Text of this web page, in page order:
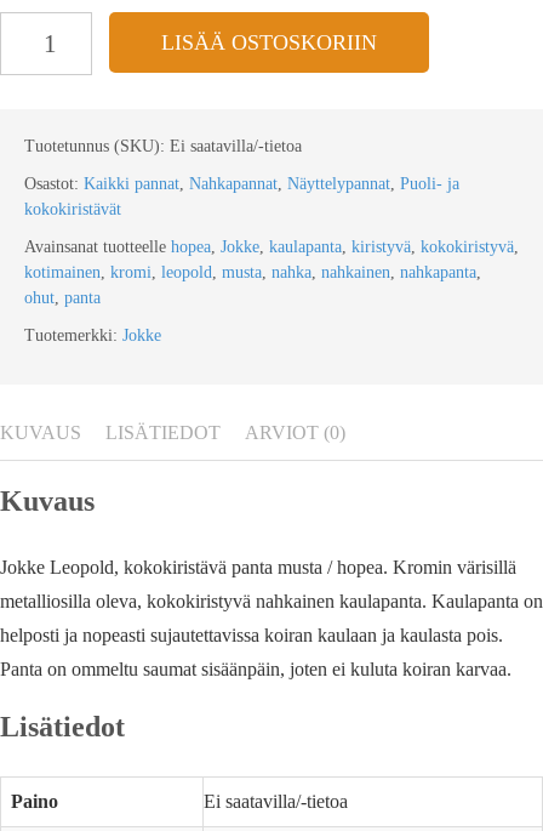
LISÄÄ OSTOSKORIIN
Tuotetunnus (SKU): Ei saatavilla/-tietoa
Osastot: Kaikki pannat, Nahkapannat, Näyttelypannat, Puoli- ja
kokokiristävät
Avainsanat tuotteelle hopea, Jokke, kaulapanta, kiristyvä, kokokiristyvä,
kotimainen, kromi, leopold, musta, nahka, nahkainen, nahkapanta,
ohut, panta
Tuotemerkki: Jokke
KUVAUS LISÄTIEDOT ARVIOT (0)
Kuvaus
Jokke Leopold, kokokiristävä panta musta / hopea. Kromin värisillä
metalliosilla oleva, kokokiristyvä nahkainen kaulapanta. Kaulapanta on
helposti ja nopeasti sujautettavissa koiran kaulaan ja kaulasta pois.
Panta on ommeltu saumat sisäänpäin, joten ei kuluta koiran karvaa.
Lisätiedot
Paino Ei saatavilla/-tietoa